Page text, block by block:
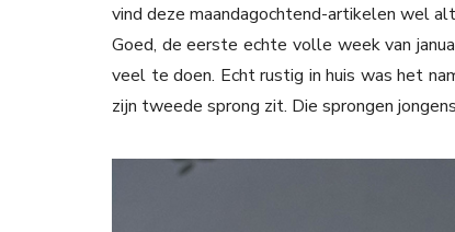
vind deze maandagochtend-artikelen wel
Goed, de eerste echte volle week van
veel te doen. Echt rustig in huis was het
zijn tweede sprong zit. Die sprongen